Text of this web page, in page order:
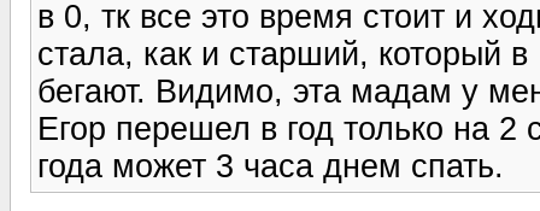
в 0, тк все это время стоит и
стала, как и старший, который
бегают. Видимо, эта мадам у
Егор перешел в год только на
года может 3 часа днем спать.